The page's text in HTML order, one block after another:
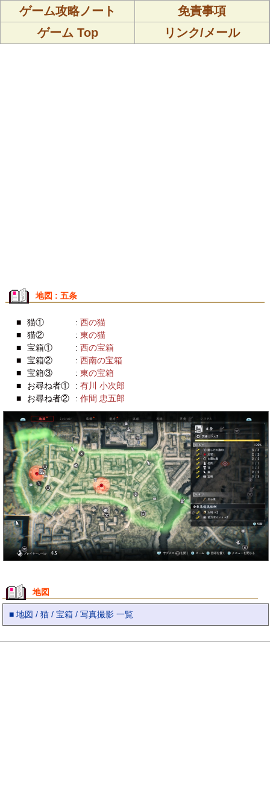
ゲーム攻略ノート
免責事項
ゲーム Top
リンク/メール
地図 : 五条
■ 猫① : 西の猫
■
猫② : 東の猫
■
宝箱① : 西の宝箱
■
宝箱② : 西南の宝箱
■
宝箱③ : 東の宝箱
■
お尋ね者① : 有川 小次郎
■
お尋ね者② : 作間 忠五郎
地図
■ 地図 / 猫 / 宝箱 / 写真撮影 一覧